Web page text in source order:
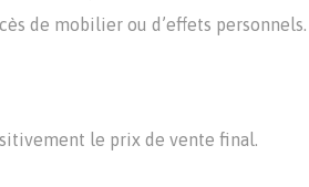
de mobilier ou d’effets personnels.
le prix de vente final.